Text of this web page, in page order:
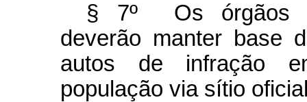
§ 7º Os órgãos
deverão manter base
autos de infração
população via sítio